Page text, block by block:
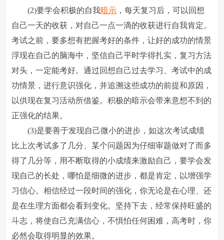
(2)要学会积极的自我暗示 ，每天复习后，可以回想
自己一天的收获，对自己一点一滴的收获进行自我肯定。
考试之前，要多想有把握考好的条件，让好的成功的情景
浮现在自己的脑海中，坚信自己平时学得扎实，复习方法
对头，一定能考好。通过回想自己过去学习、考试中的成
功情景，进行意识强化，并追溯这些成功的前提和原因，
以供现在复习活动所借鉴。积极的暗示会带来意想不到的
正强化的结果。
(3)是要善于发现自己微小的进步，如这次考试成绩
比上次考试多了几分、某个问题因为仔细审题做对了而多
得了几分等，用不断取得的小成绩来激励自己，要学会发
现自己的长处，哪怕是细微的进步，都是肯定，以增强学
习信心。相信经过一段时间的强化，你无论是在心理、还
是在生理方面都会看到变化。坚持下去，经常保持旺盛的
斗志，将使自己充满信心，不惧怕任何困难，高考时，你
必然会取得明显的效果。